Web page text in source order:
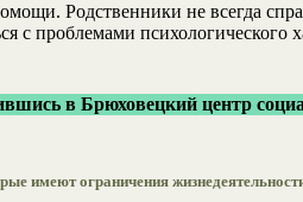
Родственники не всегда
с проблемами психологического
в Брюховецкий центр
имеют ограничения